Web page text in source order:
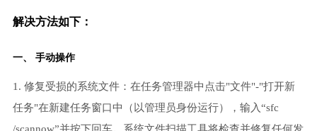
解决方法如下：
一、 手动操作
1. 修复受损的系统文件：在任务管理器中点击"文件"-"打开新
任务"在新建任务窗口中（以管理员身份运行），输入“sfc
/scannow”并按下回车。系统文件扫描工具将检查并修复任何发